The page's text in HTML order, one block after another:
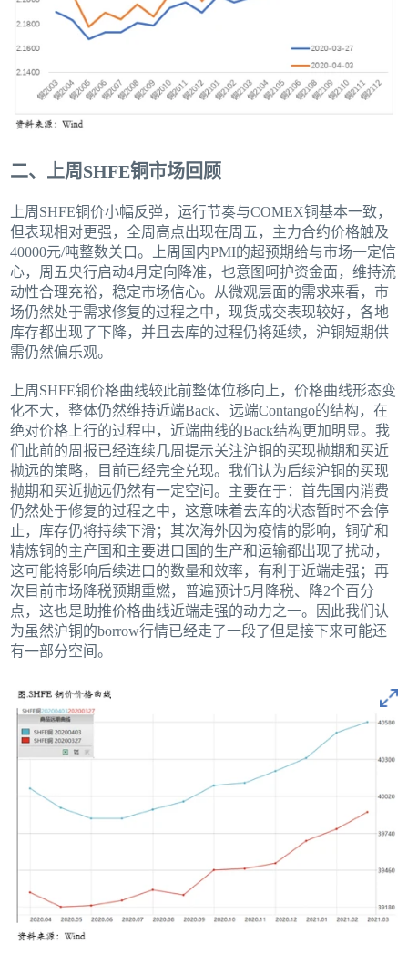
二、上周SHFE铜市场回顾
上周SHFE铜价小幅反弹，运行节奏与COMEX铜基本一致，
但表现相对更强，全周高点出现在周五，主力合约价格触及
40000元/吨整数关口。上周国内PMI的超预期给与市场一定信
心，周五央行启动4月定向降准，也意图呵护资金面，维持流
动性合理充裕，稳定市场信心。从微观层面的需求来看，市
场仍然处于需求修复的过程之中，现货成交表现较好，各地
库存都出现了下降，并且去库的过程仍将延续，沪铜短期供
需仍然偏乐观。
上周SHFE铜价格曲线较此前整体位移向上，价格曲线形态变
化不大，整体仍然维持近端Back、远端Contango的结构，在
绝对价格上行的过程中，近端曲线的Back结构更加明显。我
们此前的周报已经连续几周提示关注沪铜的买现抛期和买近
抛远的策略，目前已经完全兑现。我们认为后续沪铜的买现
抛期和买近抛远仍然有一定空间。主要在于：首先国内消费
仍然处于修复的过程之中，这意味着去库的状态暂时不会停
止，库存仍将持续下滑；其次海外因为疫情的影响，铜矿和
精炼铜的主产国和主要进口国的生产和运输都出现了扰动，
这可能将影响后续进口的数量和效率，有利于近端走强；再
次目前市场降税预期重燃，普遍预计5月降税、降2个百分
点，这也是助推价格曲线近端走强的动力之一。因此我们认
为虽然沪铜的borrow行情已经走了一段了但是接下来可能还
有一部分空间。